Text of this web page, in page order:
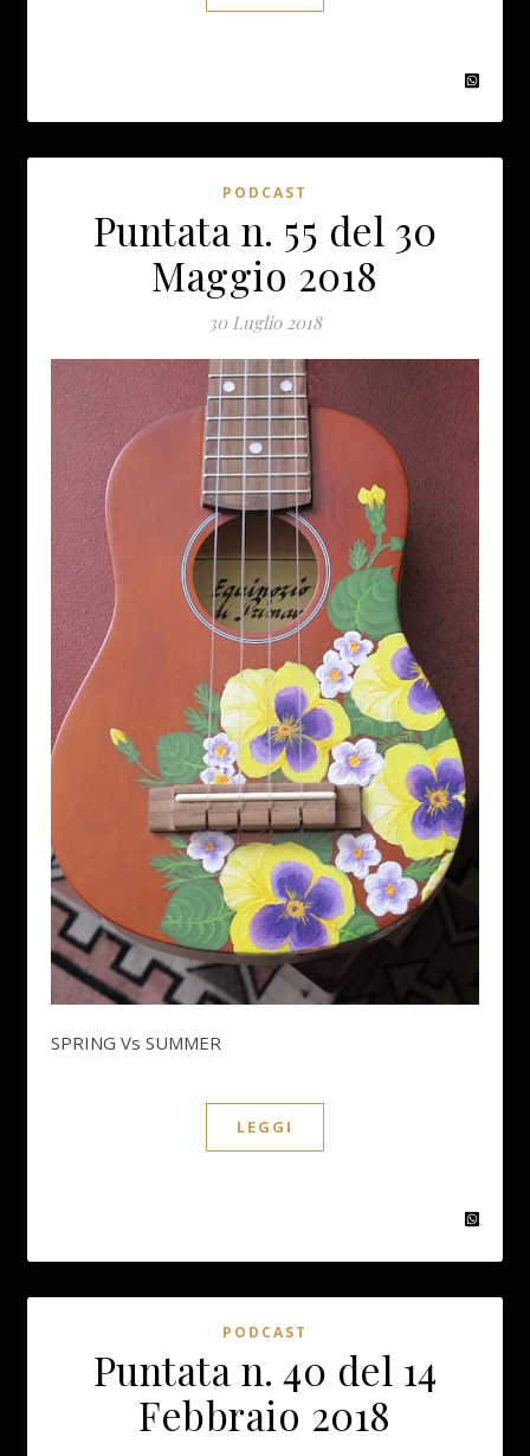
PODCAST
Puntata n. 55 del 30
Maggio 2018
30 Luglio 2018
SPRING Vs SUMMER
LEGGI
PODCAST
Puntata n. 40 del 14
Febbraio 2018